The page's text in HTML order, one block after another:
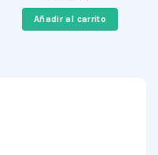
era:
689,00 €.
es:
471,00
Añadir al carrito